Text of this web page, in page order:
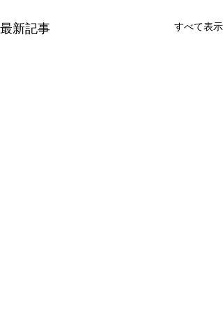
最新記事 すべて表示